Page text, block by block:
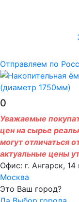
Отправляем по
0
Уважаемые
цен на сырье
могут отличаться
актуальные цены
Офис: г. Ангарск, 14
Москва
Это Ваш город?